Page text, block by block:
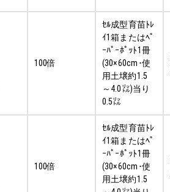
100倍
ｾﾙ成型育苗ﾄﾚ
ｲ1箱またはﾍﾟ
ｰﾊﾟｰﾎﾟｯﾄ1冊
(30×60cm･使
用土壌約1.5
～4.0㍑)当り
0.5㍑
100倍
ｾﾙ成型育苗ﾄﾚ
ｲ1箱またはﾍﾟ
ｰﾊﾟｰﾎﾟｯﾄ1冊
(30×60cm･使
用土壌約1.5